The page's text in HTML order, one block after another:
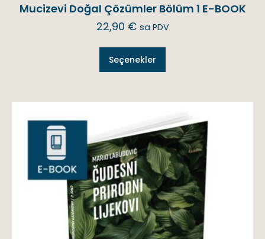
Mucizevi Doğal Çözümler Bölüm 1 E-BOOK
22,90 € sa PDV
Seçenekler